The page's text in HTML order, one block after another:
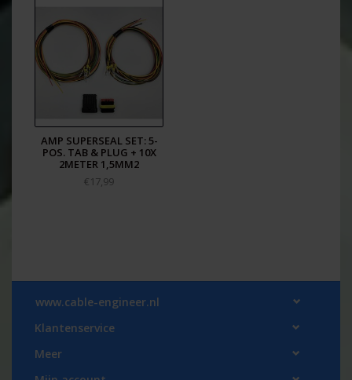
AMP SUPERSEAL SET: 5-
POS. TAB & PLUG + 10X
2METER 1,5MM2
€17,99
www.cable-engineer.nl
Klantenservice
Meer